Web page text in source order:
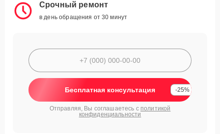
Срочный ремонт
в день обращения от 30 минут
Бесплатная консультация -25%
Отправляя, Вы соглашаетесь с политикой
конфиденциальности